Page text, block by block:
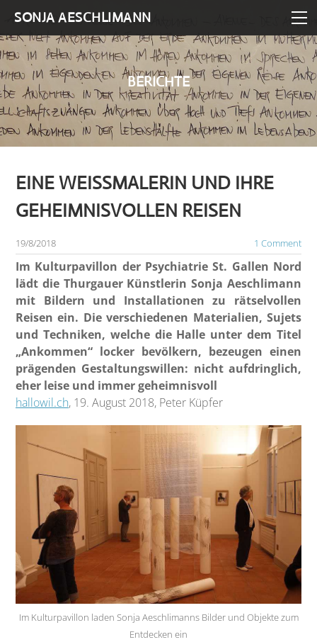
SONJA AESCHLIMANN
BERICHTE
EINE WEISSMALERIN UND IHRE
GEHEIMNISVOLLEN REISEN
19/8/2018 1 Comment
Im Kulturpavillon der Psychiatrie St. Gallen Nord
lädt die Thurgauer Künstlerin Sonja Aeschlimann
mit Bildern und Installationen zu rätselvollen
Reisen ein. Die verschiedenen Materialien, Sujets
und Techniken, welche die Halle unter dem Titel
„Ankommen“ locker bevölkern, bezeugen einen
prägenden Gestaltungswillen: nicht aufdringlich,
eher leise und immer geheimnisvoll
hallowil.ch, 19. August 2018, Peter Küpfer
Im Kulturpavillon laden Sonja Aeschlimanns Bilder und Objekte zum
Entdecken ein
HOME
WORK
PAINTINGS
PRINTS
DRAWINGS
SKETCHES
OBJECTS
TRAVEL
EXHIBITION
VITA
SOCIAL
BLOG
CONTACT